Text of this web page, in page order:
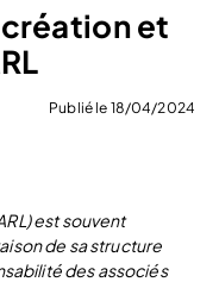
création et
Publié le 18/04/2024
est souvent
de sa structure
des associés